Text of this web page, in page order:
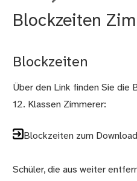
Blockzeiten
Blockzeiten
Über den Link finden Sie die
12. Klassen Zimmerer:
Blockzeiten zum Download
Schüler, die aus weiter